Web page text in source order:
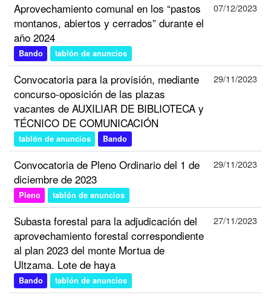
Aprovechamiento comunal en los “pastos
montanos, abiertos y cerrados” durante el
año 2024
Bando tablón de anuncios
07/12/2023
Convocatoria para la provisión, mediante
concurso-oposición de las plazas
vacantes de AUXILIAR DE BIBLIOTECA y
TÉCNICO DE COMUNICACIÓN
tablón de anuncios Bando
29/11/2023
Convocatoria de Pleno Ordinario del 1 de
diciembre de 2023
Pleno tablón de anuncios
29/11/2023
Subasta forestal para la adjudicación del
aprovechamiento forestal correspondiente
al plan 2023 del monte Mortua de
Ultzama. Lote de haya
Bando tablón de anuncios
27/11/2023